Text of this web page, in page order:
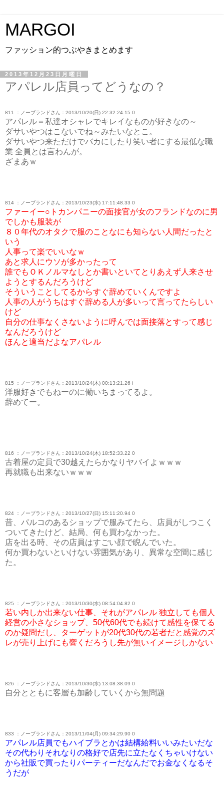
MARGOI
ファッション的つぶやきまとめます
2013年12月23日月曜日
アパレル店員ってどうなの？
811 ：ノーブランドさん：2013/10/20(日) 22:32:24.15 0
アパレル＝私達オシャレでキレイなものが好きなの～
ダサいやつはこないでね～みたいなとこ。
ダサいやつ来ただけでバカにしたり笑い者にする最低な職
業 全員とは言わんが。
ざまあｗ
814 ：ノーブランドさん：2013/10/23(水) 17:11:48.33 0
ファーイー○トカンパニーの面接官が女のフランドなのに男
でしかも服装が
８０年代のオタクで服のことなにも知らない人間だったと
いう
人事って楽でいいなｗ
あと求人にウソが多かったって
誰でもＯＫノルマなしとか書いといてとりあえず人来させ
ようとするんだろうけど
そういうことしてるからすぐ辞めていくんですよ
人事の人がうちはすぐ辞める人が多いって言ってたらしい
けど
自分の仕事なくさないように呼んでは面接落とすって感じ
なんだろうけど
ほんと適当だよなアパレル
815 ：ノーブランドさん：2013/10/24(木) 00:13:21.26 i
洋服好きでもねーのに働いちまってるよ。
辞めてー。
816 ：ノーブランドさん：2013/10/24(木) 18:52:33.22 0
古着屋の定員で30越えたらかなりヤバイよｗｗｗ
再就職も出来ないｗｗｗ
824 ：ノーブランドさん：2013/10/27(日) 15:11:20.94 0
昔、パルコのあるショップで服みてたら、店員がしつこく
ついてきたけど、結局、何も買わなかった。
店を出る時、その店員はすごい顔で睨んでいた。
何か買わないといけない雰囲気があり、異常な空間に感じ
た。
825 ：ノーブランドさん：2013/10/30(水) 08:54:04.82 0
若い内しか出来ない仕事、それがアパレル 独立しても個人
経営の小さなショップ、50代60代でも続けて感性を保てる
のか疑問だし、ターゲットが20代30代の若者だと感覚のズ
レが売り上げにも響くだろうし先が無いイメージしかない
826 ：ノーブランドさん：2013/10/30(水) 13:08:38.09 0
自分とともに客層も加齢していくから無問題
833 ：ノーブランドさん：2013/11/04(月) 09:34:29.90 0
アパレル店員でもハイブラとかは結構給料いいみたいだな
その代わりそれなりの格好で店先に立たなくちゃいけない
から社販で買ったりパーティーだなんだでお金なくなるそ
うだが